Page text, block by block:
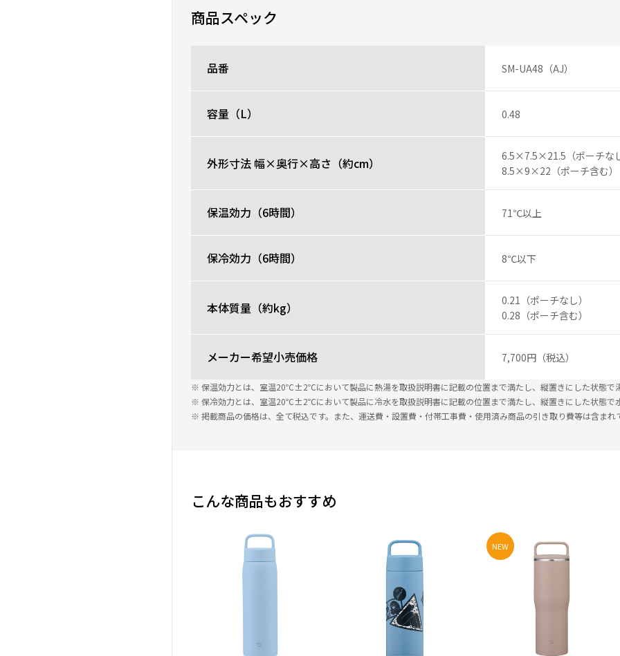
0人が参考になった
フタを漂白したい
★★
0人が参考になった 投稿者
レビュー一覧
商品スペック
品番 SM-UA48（AJ）
容量（L） 0.48
外形寸法 幅×奥行×高さ（約cm）
6.5×7.5×21.5（ポーチなし
8.5×9×22（ポーチ含む）
保温効力（6時間） 71℃以上
保冷効力（6時間） 8℃以下
本体質量（約kg）
0.21（ポーチなし）
0.28（ポーチ含む）
メーカー希望小売価格 7,700円（税込）
※ 保温効力とは、室温20℃±2℃において製品に熱湯を取扱説明書に記載の位置まで満たし、縦置きにした状態
※ 保冷効力とは、室温20℃±2℃において製品に冷水を取扱説明書に記載の位置まで満たし、縦置きにした状態
※ 掲載商品の価格は、全て税込です。また、運送費・設置費・付帯工事費・使用済み商品の引き取り費等は含まれ
こんな商品もおすすめ
NEW